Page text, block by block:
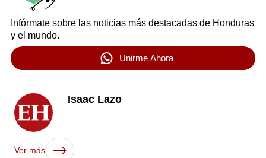
Infórmate sobre las noticias más destacadas de Honduras
y el mundo.
Unirme Ahora
Isaac Lazo
Ver más